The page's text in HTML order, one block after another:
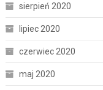
sierpień 2020
lipiec 2020
czerwiec 2020
maj 2020